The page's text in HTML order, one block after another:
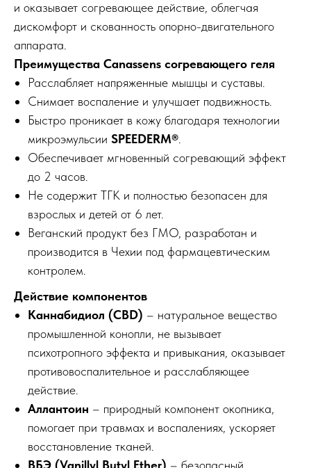
и оказывает согревающее действие, облегчая
дискомфорт и скованность опорно-двигательного
аппарата.
Преимущества Canassens согревающего геля
Расслабляет напряженные мышцы и суставы.
Снимает воспаление и улучшает подвижность.
Быстро проникает в кожу благодаря технологии
микроэмульсии SPEEDERM®
Обеспечивает мгновенный согревающий эффект
до 2 часов.
Не содержит ТГК и полностью безопасен для
взрослых и детей от 6 лет.
Веганский продукт без ГМО, разработан и
производится в Чехии под фармацевтическим
контролем.
Действие компонентов
Каннабидиол (CBD) – натуральное вещество
промышленной конопли, не вызывает
психотропного эффекта и привыкания, оказывает
противовоспалительное и расслабляющее
действие.
Аллантоин – природный компонент окопника,
помогает при травмах и воспалениях, ускоряет
восстановление тканей.
ВБЭ (Vanillyl Butyl Ether) – безопасный